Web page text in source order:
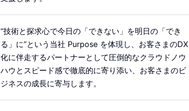
“技術と探求心で今日の「できない」を明日の「でき
る」に”という当社 Purpose を体現し、お客さまのDX
化に伴走するパートナーとして圧倒的なクラウドノウ
ハウとスピード感で徹底的に寄り添い、お客さまのビ
ジネスの成長に寄与します。